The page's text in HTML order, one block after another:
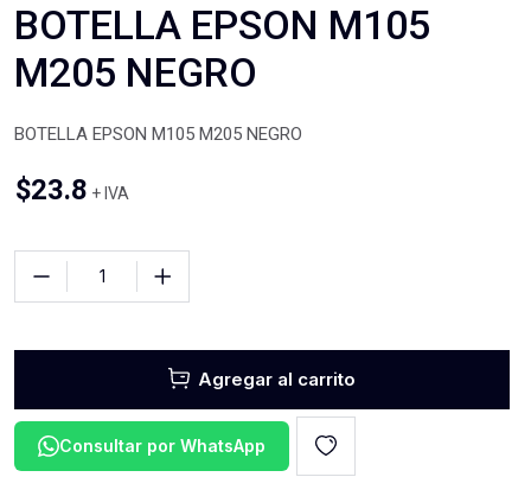
BOTELLA EPSON M105
M205 NEGRO
BOTELLA EPSON M105 M205 NEGRO
$23.8 + IVA
Agregar al carrito
Consultar por WhatsApp